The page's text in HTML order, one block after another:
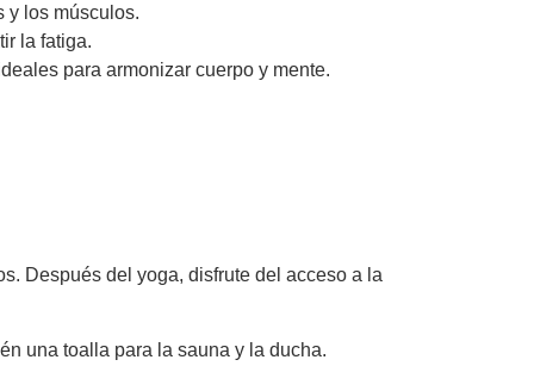
y los músculos.
la fatiga.
para armonizar cuerpo y mente.
Después del yoga, disfrute del acceso a la
una toalla para la sauna y la ducha.